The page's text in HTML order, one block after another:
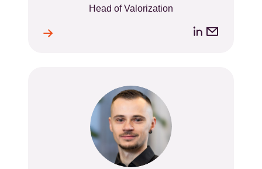
Head of Valorization
LinkedIn
Email